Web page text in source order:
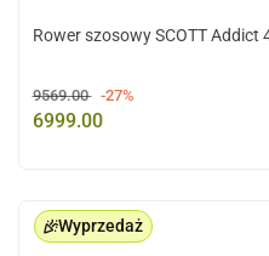
Rower szosowy SCOTT Addict
9569.00 -27%
6999.00
Wyprzedaż